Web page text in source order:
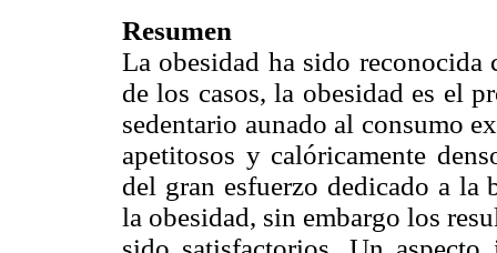
Resumen
La obesidad ha sido
de los casos, la obesidad es el
sedentario aunado al consumo
apetitosos y calóricamente
del gran esfuerzo dedicado a la
la obesidad, sin embargo los